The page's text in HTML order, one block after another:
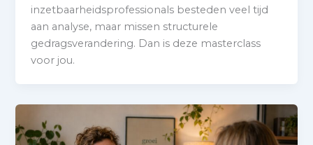
inzetbaarheidsprofessionals besteden veel tijd
aan analyse, maar missen structurele
gedragsverandering. Dan is deze masterclass
voor jou.